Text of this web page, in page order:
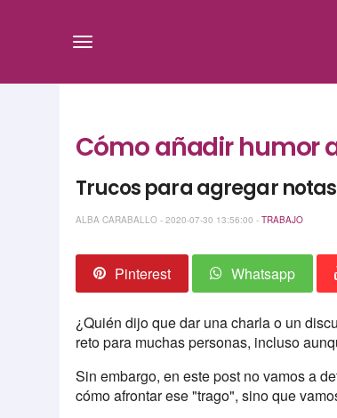
Cómo añadir humor
Trucos para agregar
ALBA CARABALLO - 2020-07-30 13:56:00 -TRABAJO
Pinterest Whatsapp
¿Quién dijo que dar una charla o un
reto para muchas personas, incluso
Sin embargo, en este post no vamos a
cómo afrontar ese "trago", sino que